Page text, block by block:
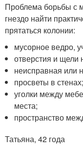
Проблема борьбы с
гнездо найти
прятаться колонии:
мусорное ведро,
отверстия и щели
неисправная или
просветы в стенах;
уголки между
места;
пространство
Татьяна, 42 года